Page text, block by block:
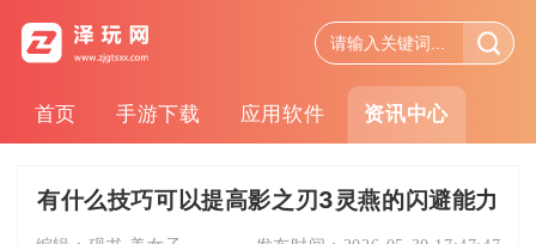
首页 手游下载 应用软件 资讯中心
有什么技巧可以提高影之刃3灵燕的闪避能力